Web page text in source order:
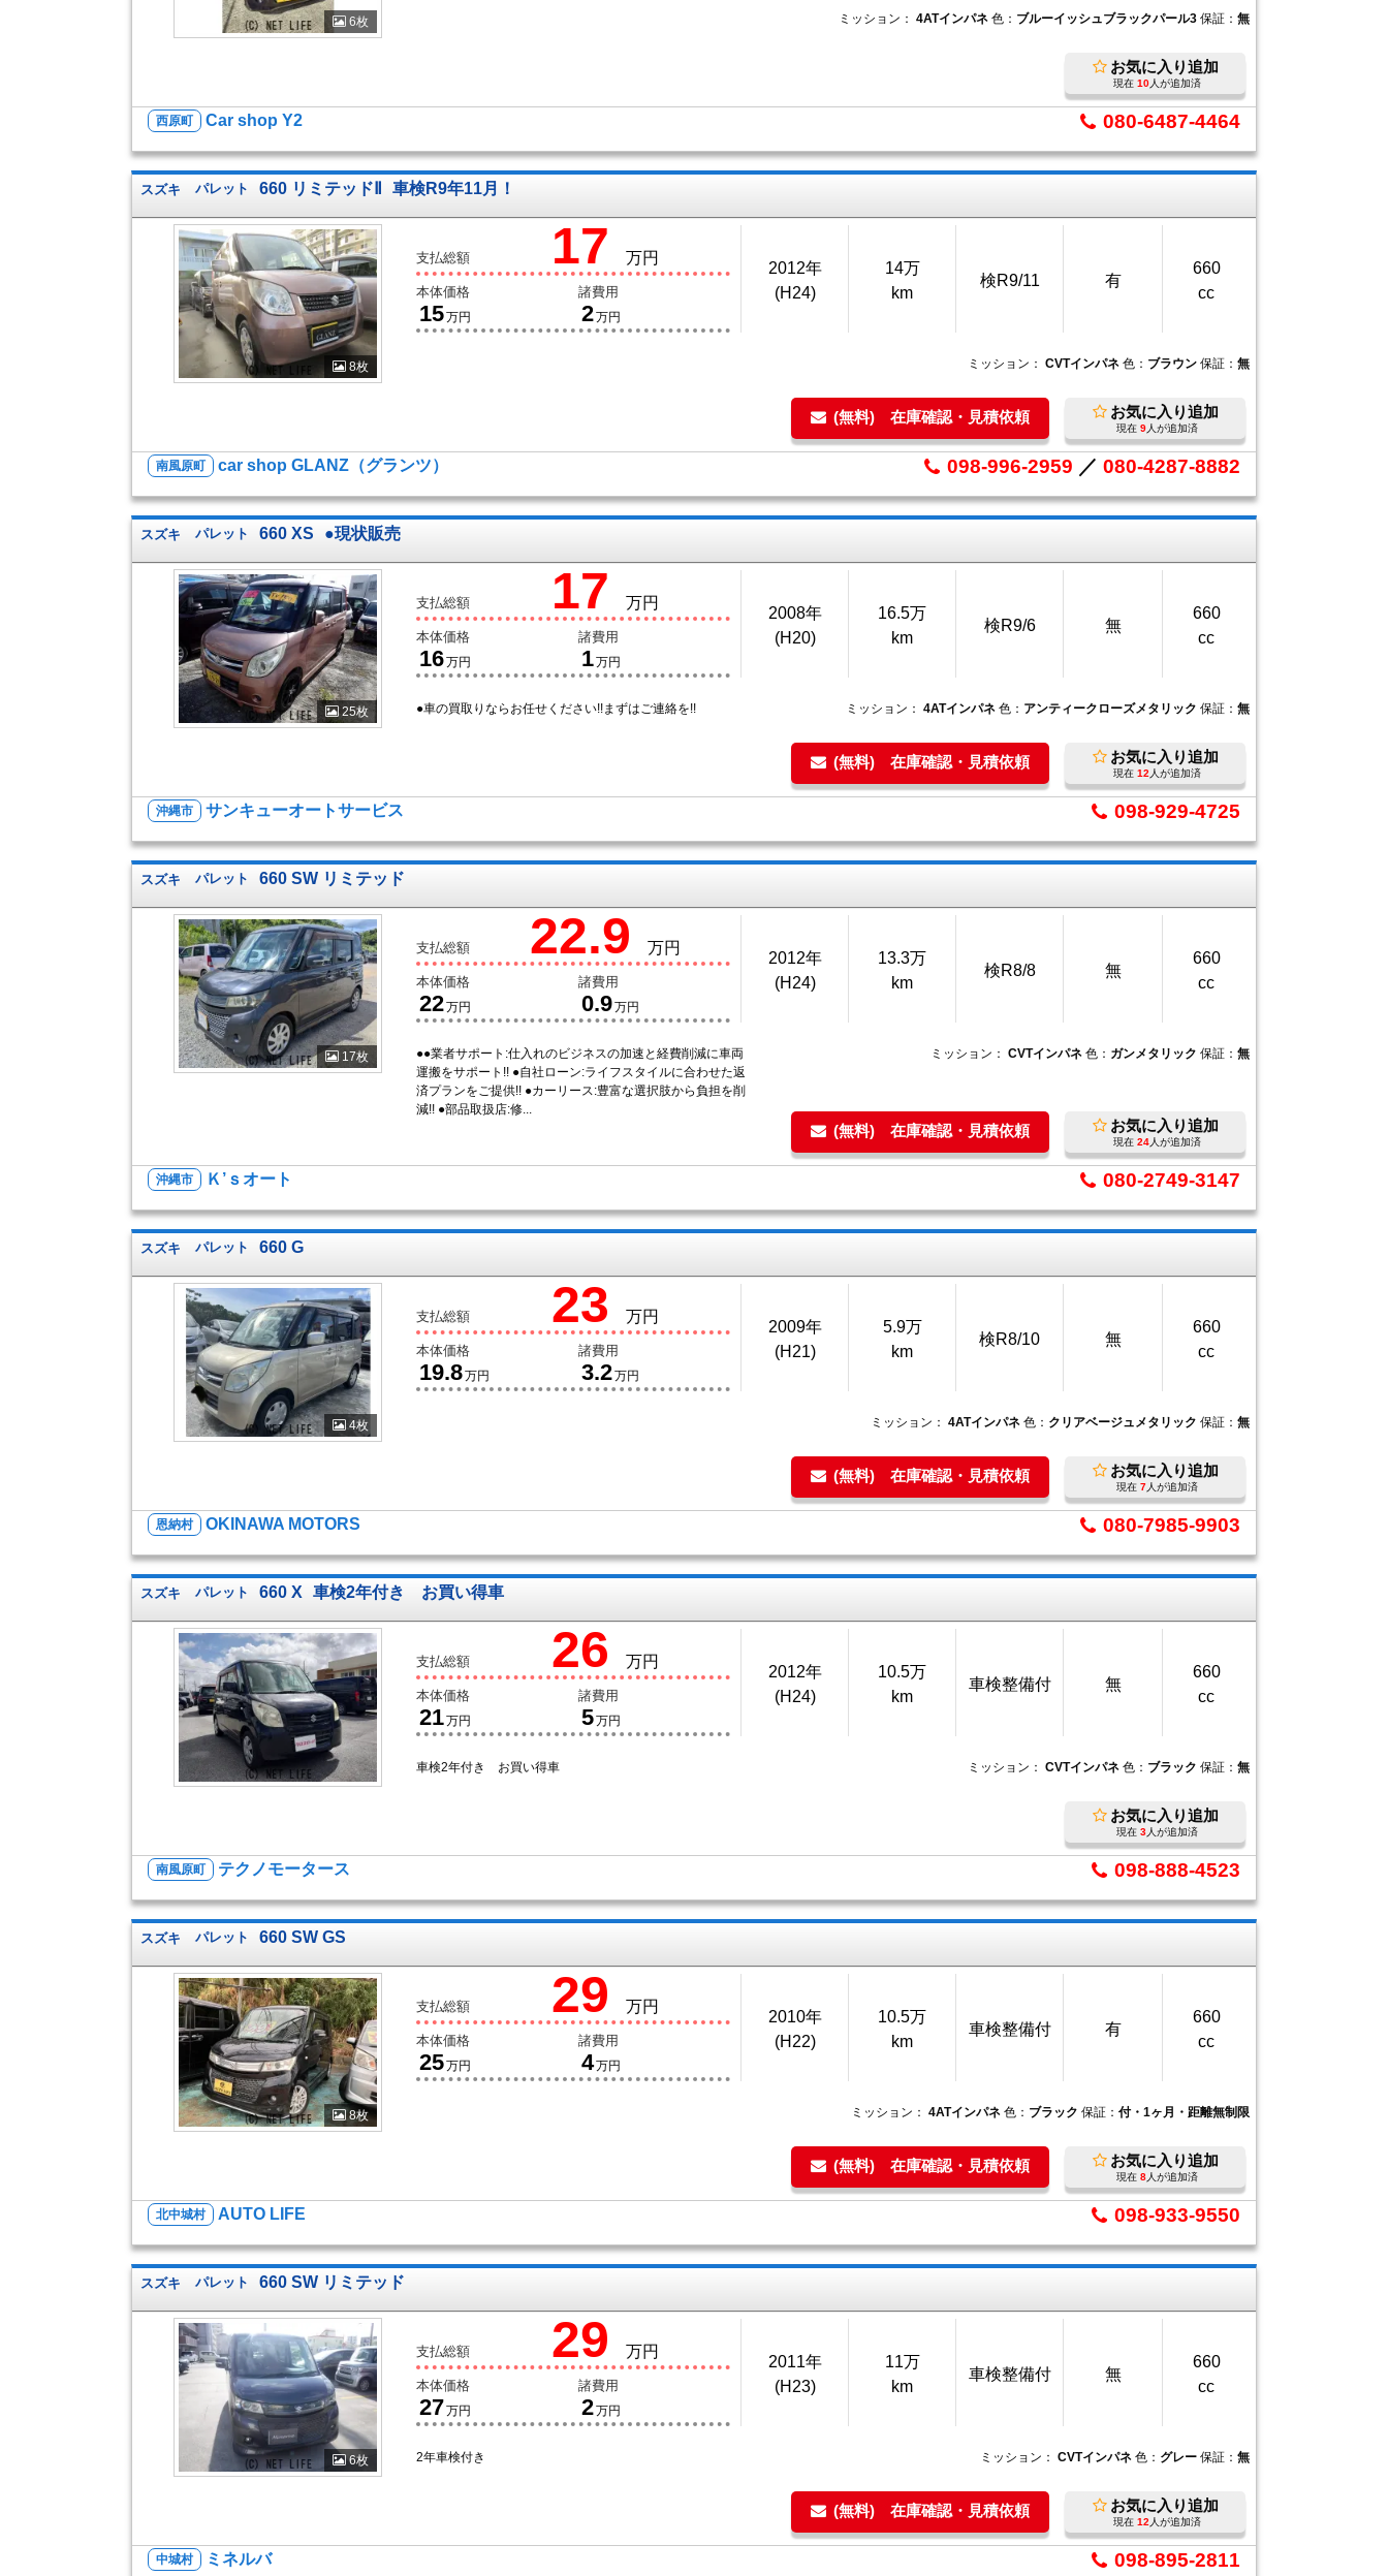
6枚 ミッション： 4ATインパネ 色： ブルーイッシュブラックパール3 保証： 無
お気に入り追加
現在 10人が追加済
西原町 Car shop Y2 080-6487-4464
スズキ パレット 660 リミテッドⅡ 車検R9年11月！
8枚
支払総額 17 万円
本体価格
15万円
諸費用
2万円
2012年
(H24)
14万
km
検R9/11 有
660
cc
ミッション： CVTインパネ 色： ブラウン 保証： 無
(無料) 在庫確認・見積依頼 お気に入り追加
現在 9人が追加済
南風原町 car shop GLANZ（グランツ） 098-996-2959 ／ 080-4287-8882
スズキ パレット 660 XS ●現状販売
25枚
支払総額 17 万円
本体価格
16万円
諸費用
1万円
2008年
(H20)
16.5万
km
検R9/6 無
660
cc
●車の買取りならお任せください!!まずはご連絡を!! ミッション： 4ATインパネ 色： アンティークローズメタリック 保証： 無
(無料) 在庫確認・見積依頼 お気に入り追加
現在 12 人が追加済
沖縄市 サンキューオートサービス 098-929-4725
スズキ パレット 660 SW リミテッド
17枚
支払総額 22.9 万円
本体価格
22万円
諸費用
0.9万円
2012年
(H24)
13.3万
km
検R8/8 無
660
cc
●●業者サポート:仕入れのビジネスの加速と経費削減に車両
運搬をサポート!! ●自社ローン:ライフスタイルに合わせた返
済プランをご提供!! ●カーリース:豊富な選択肢から負担を削
減!! ●部品取扱店:修...
ミッション： CVTインパネ 色： ガンメタリック 保証： 無
(無料) 在庫確認・見積依頼 お気に入り追加
現在 24人が追加済
沖縄市 Ｋ’ｓオート 080-2749-3147
スズキ パレット 660 G
4枚
支払総額 23 万円
本体価格
19.8万円
諸費用
3.2万円
2009年
(H21)
5.9万
km
検R8/10 無
660
cc
ミッション： 4ATインパネ 色： クリアベージュメタリック 保証： 無
(無料) 在庫確認・見積依頼 お気に入り追加
現在 7人が追加済
恩納村 OKINAWA MOTORS 080-7985-9903
スズキ パレット 660 X 車検2年付き お買い得車
支払総額 26 万円
本体価格
21万円
諸費用
5万円
2012年
(H24)
10.5万
km
車検整備付 無
660
cc
車検2年付き お買い得車 ミッション： CVTインパネ 色： ブラック 保証： 無
お気に入り追加
現在 3人が追加済
南風原町 テクノモータース 098-888-4523
スズキ パレット 660 SW GS
8枚
支払総額 29 万円
本体価格
25万円
諸費用
4万円
2010年
(H22)
10.5万
km
車検整備付 有
660
cc
ミッション： 4ATインパネ 色： ブラック 保証： 付・1ヶ月・距離無制限
(無料) 在庫確認・見積依頼 お気に入り追加
現在 8人が追加済
北中城村 AUTO LIFE 098-933-9550
スズキ パレット 660 SW リミテッド
6枚
支払総額 29 万円
本体価格
27万円
諸費用
2万円
2011年
(H23)
11万
km
車検整備付 無
660
cc
2年車検付き ミッション： CVTインパネ 色： グレー 保証： 無
(無料) 在庫確認・見積依頼 お気に入り追加
現在 12 人が追加済
中城村 ミネルバ 098-895-2811